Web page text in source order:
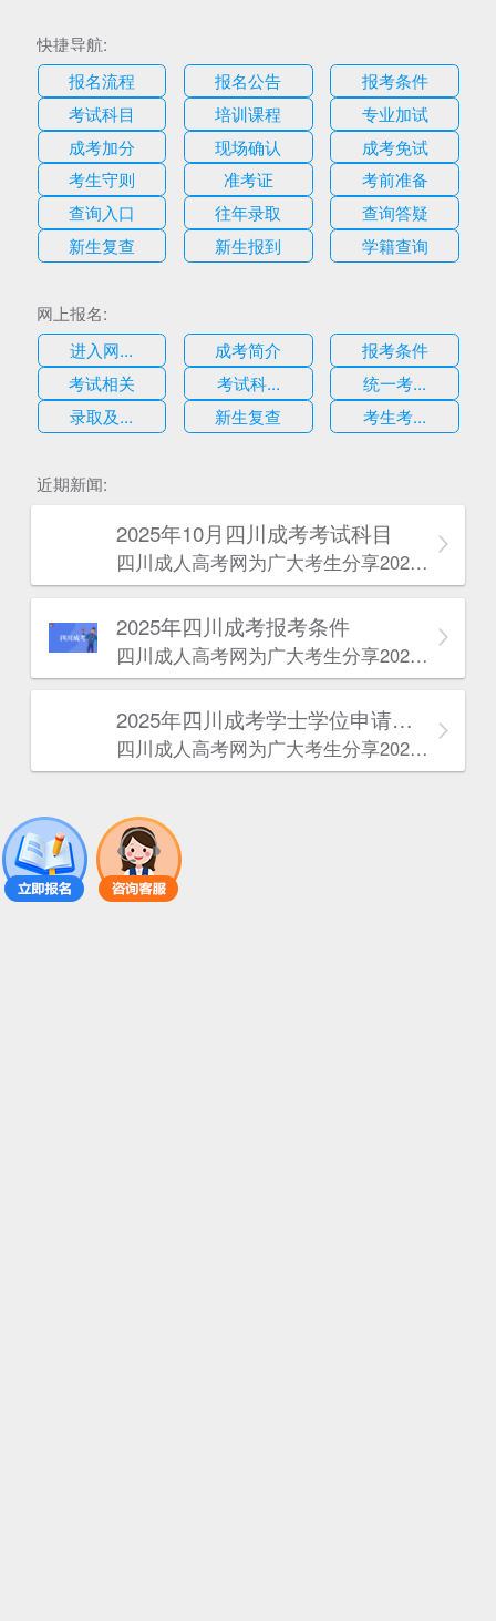
快捷导航:
报名流程
报名公告
报考条件
考试科目
培训课程
专业加试
成考加分
现场确认
成考免试
考生守则
准考证
考前准备
查询入口
往年录取
查询答疑
新生复查
新生报到 学籍查询
网上报名:
进入网...
成考简介
报考条件
考试相关
考试科...
统一考...
录取及...
新生复查 考生考...
近期新闻:
2025年10月四川成考考试科目
四川成人高考网​为广大考生分享2025年10月四川成考考试科目。为广大在职人员和社会人士提供学历提升的机会。更多四川成考考试信息，欢迎在线访问四川成人高考网。
2025年‌‌‌‌四川成考报考条件
四川成人高考网​为广大考生分享2025年‌‌‌‌四川成考报考条件。为广大在职人员和社会人士提供学历提升的机会。更多四川成考考试信息，欢迎在线访问四川成人高考网。
2025年‌‌‌‌四川成考学士学位申请条件
四川成人高考网​为广大考生分享2025年‌‌‌‌四川成考学士学位申请条件。为广大在职人员和社会人士提供学历提升的机会。更多四川成考考试信息，欢迎在线访问四川成人高考网。